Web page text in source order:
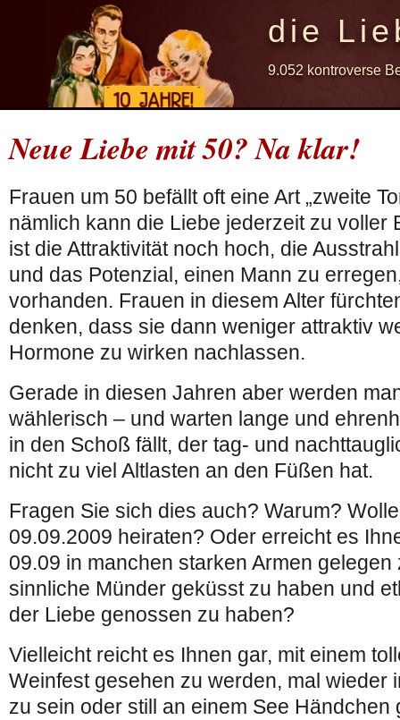
die
9.052 kontroverse
Neue Liebe mit 50? Na klar!
Frauen um 50 befällt oft eine Art „zweite
nämlich kann die Liebe jederzeit zu voller
ist die Attraktivität noch hoch, die
und das Potenzial, einen Mann zu
vorhanden. Frauen in diesem Alter
denken, dass sie dann weniger attraktiv
Hormone zu wirken nachlassen.
Gerade in diesen Jahren aber werden
wählerisch – und warten lange und
in den Schoß fällt, der tag- und
nicht zu viel Altlasten an den Füßen hat.
Fragen Sie sich dies auch? Warum?
09.09.2009 heiraten? Oder erreicht es
09.09 in manchen starken Armen
sinnliche Münder geküsst zu haben und
der Liebe genossen zu haben?
Vielleicht reicht es Ihnen gar, mit einem
Weinfest gesehen zu werden, mal wieder
zu sein oder still an einem See Händchen